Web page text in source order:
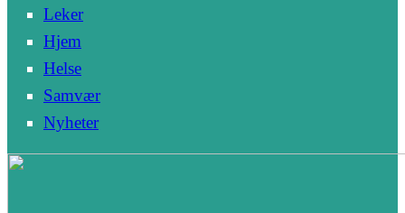
Leker
Hjem
Helse
Samvær
Nyheter